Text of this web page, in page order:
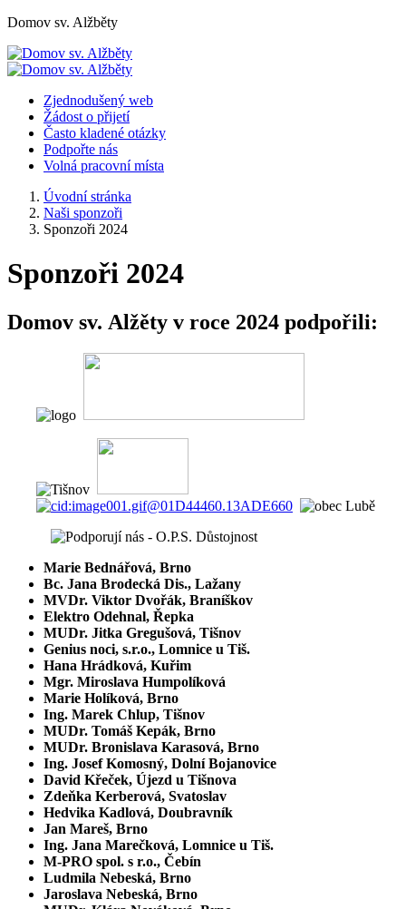
Domov sv. Alžběty
Zjednodušený web
Žádost o přijetí
Často kladené otázky
Podpořte nás
Volná pracovní místa
Úvodní stránka
Naši sponzoři
Sponzoři 2024
Sponzoři 2024
Domov sv. Alžěty v roce 2024 podpořili:
Marie Bednářová, Brno
Bc. Jana Brodecká Dis., Lažany
MVDr. Viktor Dvořák, Braníškov
Elektro Odehnal, Řepka
MUDr. Jitka Gregušová, Tišnov
Genius noci, s.r.o., Lomnice u Tiš.
Hana Hrádková, Kuřim
Mgr. Miroslava Humpolíková
Marie Holíková, Brno
Ing. Marek Chlup, Tišnov
MUDr. Tomáš Kepák, Brno
MUDr. Bronislava Karasová, Brno
Ing. Josef Komosný, Dolní Bojanovice
David Křeček, Újezd u Tišnova
Zdeňka Kerberová, Svatoslav
Hedvika Kadlová, Doubravník
Jan Mareš, Brno
Ing. Jana Marečková, Lomnice u Tiš.
M-PRO spol. s r.o., Čebín
Ludmila Nebeská, Brno
Jaroslava Nebeská, Brno